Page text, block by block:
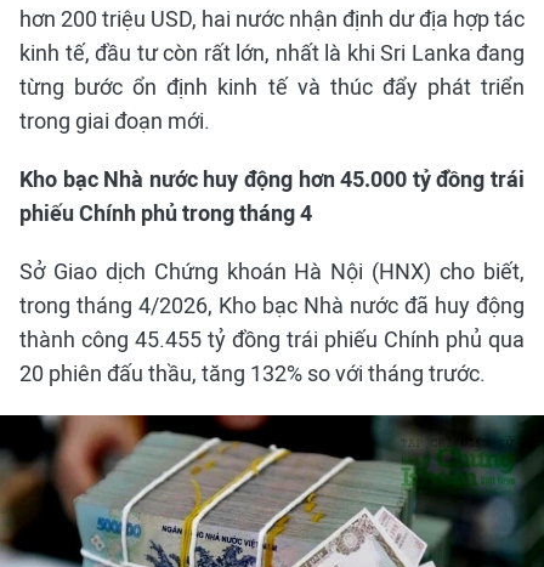
hơn 200 triệu USD, hai nước nhận định dư địa hợp tác
kinh tế, đầu tư còn rất lớn, nhất là khi Sri Lanka đang
từng bước ổn định kinh tế và thúc đẩy phát triển
trong giai đoạn mới.
Kho bạc Nhà nước huy động hơn 45.000 tỷ đồng trái
phiếu Chính phủ trong tháng 4
Sở Giao dịch Chứng khoán Hà Nội (HNX) cho biết,
trong tháng 4/2026, Kho bạc Nhà nước đã huy động
thành công 45.455 tỷ đồng trái phiếu Chính phủ qua
20 phiên đấu thầu, tăng 132% so với tháng trước.